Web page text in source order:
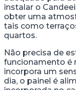
instalar o
obter uma
tais como
quartos.
Não precisa de
funcionamento é
incorpora um
dia, o painel é